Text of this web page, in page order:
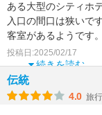
ある大型のシティホ
入口の間口は狭いで
客室があるようです。
大きな車寄せに到着
続きを読む
投稿日:2025/02/17
伝統
4.0 旅